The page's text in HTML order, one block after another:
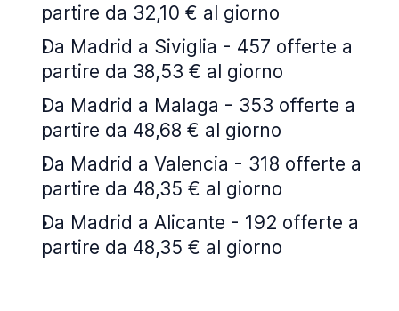
partire da 32,10 € al giorno
Da Madrid a Siviglia - 457 offerte a
partire da 38,53 € al giorno
Da Madrid a Malaga - 353 offerte a
partire da 48,68 € al giorno
Da Madrid a Valencia - 318 offerte a
partire da 48,35 € al giorno
Da Madrid a Alicante - 192 offerte a
partire da 48,35 € al giorno